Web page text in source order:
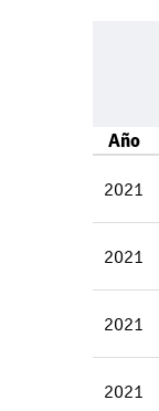
Año
2021
2021
2021
2021